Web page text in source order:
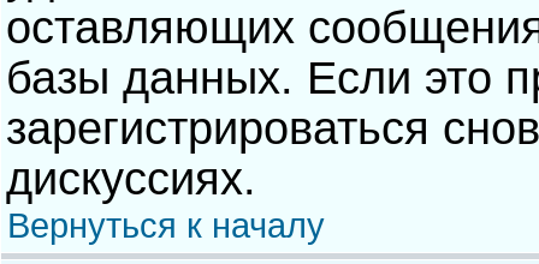
оставляющих
базы данных. Если это
зарегистрироваться
дискуссиях.
Вернуться к началу